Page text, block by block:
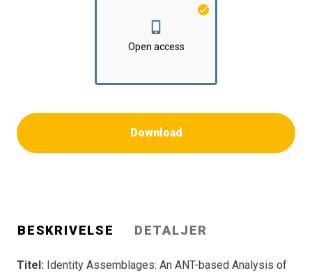
Open access
Download
BESKRIVELSE DETALJER
Titel: Identity Assemblages: An ANT-based Analysis of